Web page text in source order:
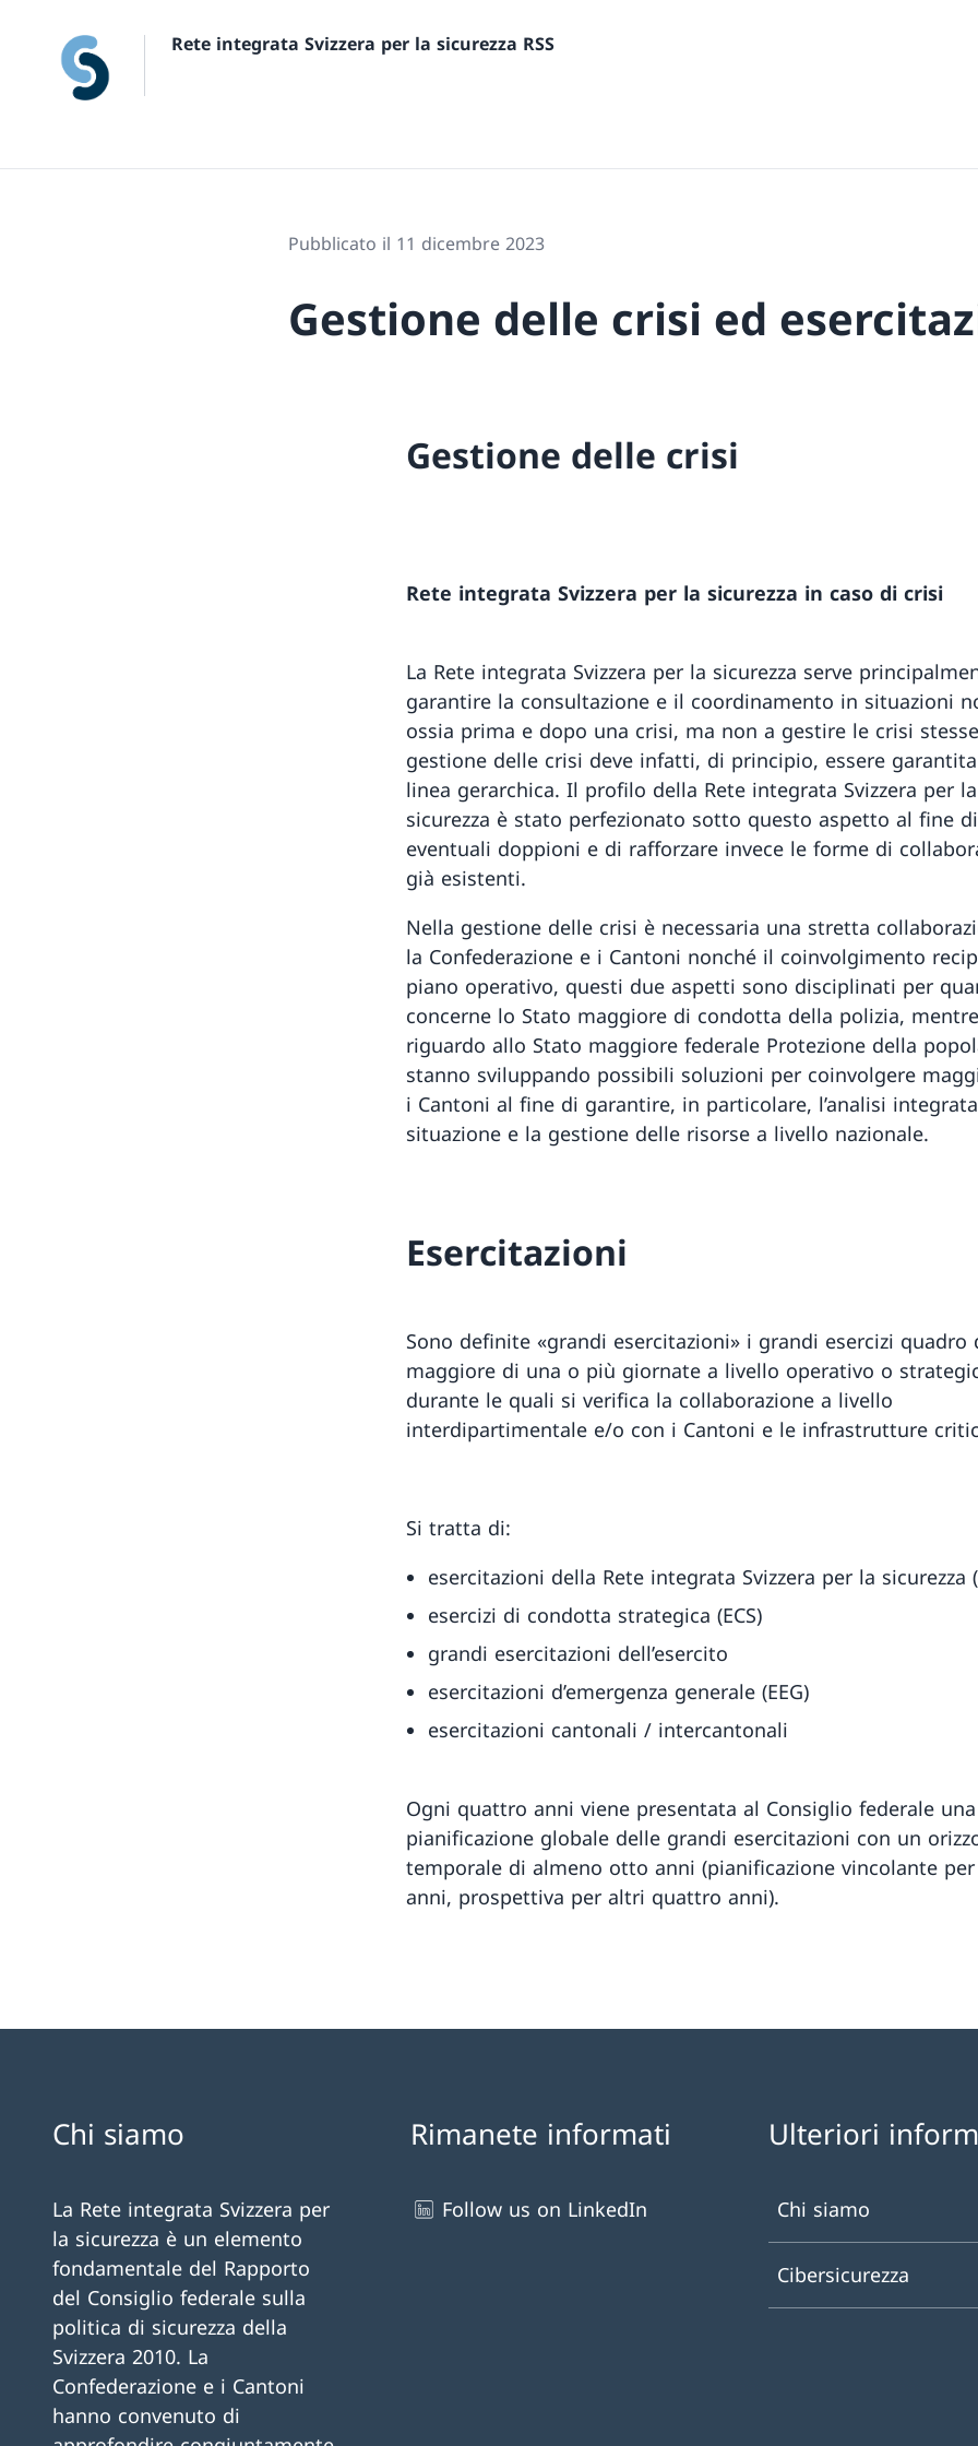
Rete integrata Svizzera per la sicurezza RSS
Pubblicato il 11 dicembre 2023
Gestione delle crisi ed
Gestione delle crisi
Rete integrata Svizzera per la sicurezza in caso di crisi
La Rete integrata Svizzera per la sicurezza serve
garantire la consultazione e il coordinamento in situazioni
ossia prima e dopo una crisi, ma non a gestire le crisi
gestione delle crisi deve infatti, di principio, essere
linea gerarchica. Il profilo della Rete integrata Svizzera per la
sicurezza è stato perfezionato sotto questo aspetto al fine
eventuali doppioni e di rafforzare invece le forme di
già esistenti.
Nella gestione delle crisi è necessaria una stretta
la Confederazione e i Cantoni nonché il coinvolgimento
piano operativo, questi due aspetti sono disciplinati per
concerne lo Stato maggiore di condotta della polizia, mentre
riguardo allo Stato maggiore federale Protezione della
stanno sviluppando possibili soluzioni per coinvolgere
i Cantoni al fine di garantire, in particolare, l’analisi
situazione e la gestione delle risorse a livello nazionale.
Esercitazioni
Sono definite «grandi esercitazioni» i grandi esercizi quadro
maggiore di una o più giornate a livello operativo o
durante le quali si verifica la collaborazione a livello
interdipartimentale e/o con i Cantoni e le infrastrutture
Si tratta di:
esercitazioni della Rete integrata Svizzera per la sicurezza
esercizi di condotta strategica (ECS)
grandi esercitazioni dell’esercito
esercitazioni d’emergenza generale (EEG)
esercitazioni cantonali / intercantonali
Ogni quattro anni viene presentata al Consiglio federale una
pianificazione globale delle grandi esercitazioni con un
temporale di almeno otto anni (pianificazione vincolante
anni, prospettiva per altri quattro anni).
Chi siamo
La Rete integrata Svizzera per
la sicurezza è un elemento
fondamentale del Rapporto
del Consiglio federale sulla
politica di sicurezza della
Svizzera 2010. La
Confederazione e i Cantoni
hanno convenuto di
Rimanete informati
Follow us on LinkedIn
Ulteriori
Chi siamo
Cibersicurezza